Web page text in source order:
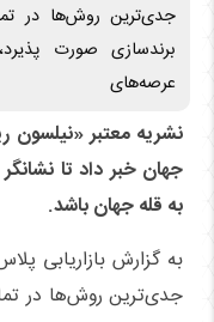
جدی‌ترین روش‌ها در
برندسازی صورت
عرصه‌های
نشریه معتبر «نیلسون
جهان خبر داد تا
به قله جهان باشد.
به گزارش بازاریابی
جدی‌ترین روش‌ها در